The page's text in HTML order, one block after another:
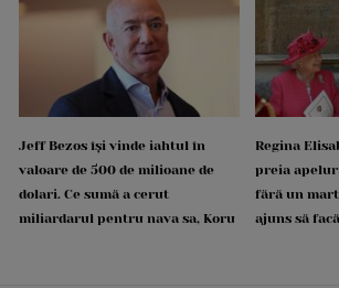
Jeff Bezos își vinde iahtul în
valoare de 500 de milioane de
dolari. Ce sumă a cerut
miliardarul pentru nava sa, Koru
Regina
preia
fără un
ajuns să